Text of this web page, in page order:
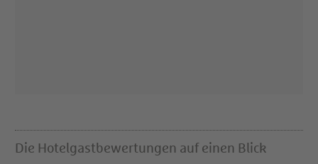
Die Hotelgastbewertungen auf einen Blick